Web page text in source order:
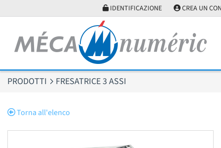
IDENTIFICAZIONE CREA UN
PRODOTTI FRESATRICE 3 ASSI
Torna all'elenco
Pannello di gestione dei cookies